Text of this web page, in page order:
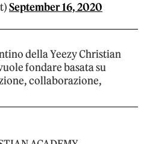
September 16, 2020
della Yeezy Christian
fondare basata su
collaborazione,